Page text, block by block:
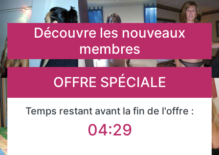
Découvre les nouveaux
membres
OFFRE SPÉCIALE
Temps restant avant la fin de l'offre :
04:29